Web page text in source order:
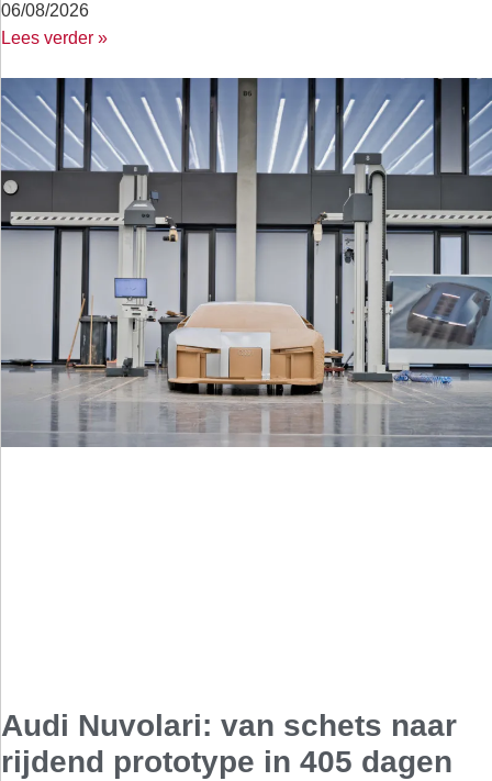
06/08/2026
Lees verder »
Audi Nuvolari: van schets naar
rijdend prototype in 405 dagen